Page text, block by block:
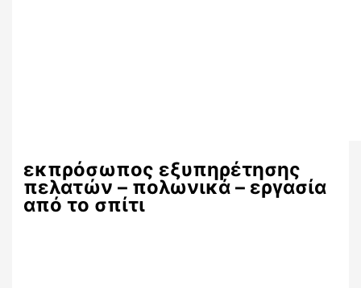
εκπρόσωπος εξυπηρέτησης
πελατών – πολωνικά – εργασία
από το σπίτι